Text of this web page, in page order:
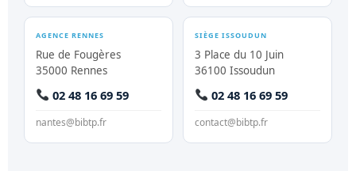
contact@bibtp.fr contact@bibtp.fr
AGENCE RENNES
35000 Rennes
02 48 16 69 59
SIÈGE ISSOUDUN
36100 Issoudun
02 48 16 69 59